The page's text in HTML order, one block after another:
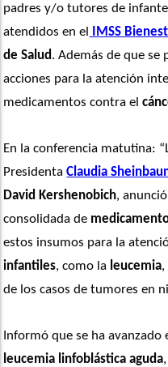
padres y/o tutores de
atendidos en el
IMSS
de Salud. Además de que se
acciones para la atención
medicamentos contra el
En la conferencia matutina:
Presidenta Claudia
David Kershenobich,
consolidada de
estos insumos para la
infantiles, como la leucemia,
de los casos de tumores en
Informó que se ha
leucemia linfoblástica aguda